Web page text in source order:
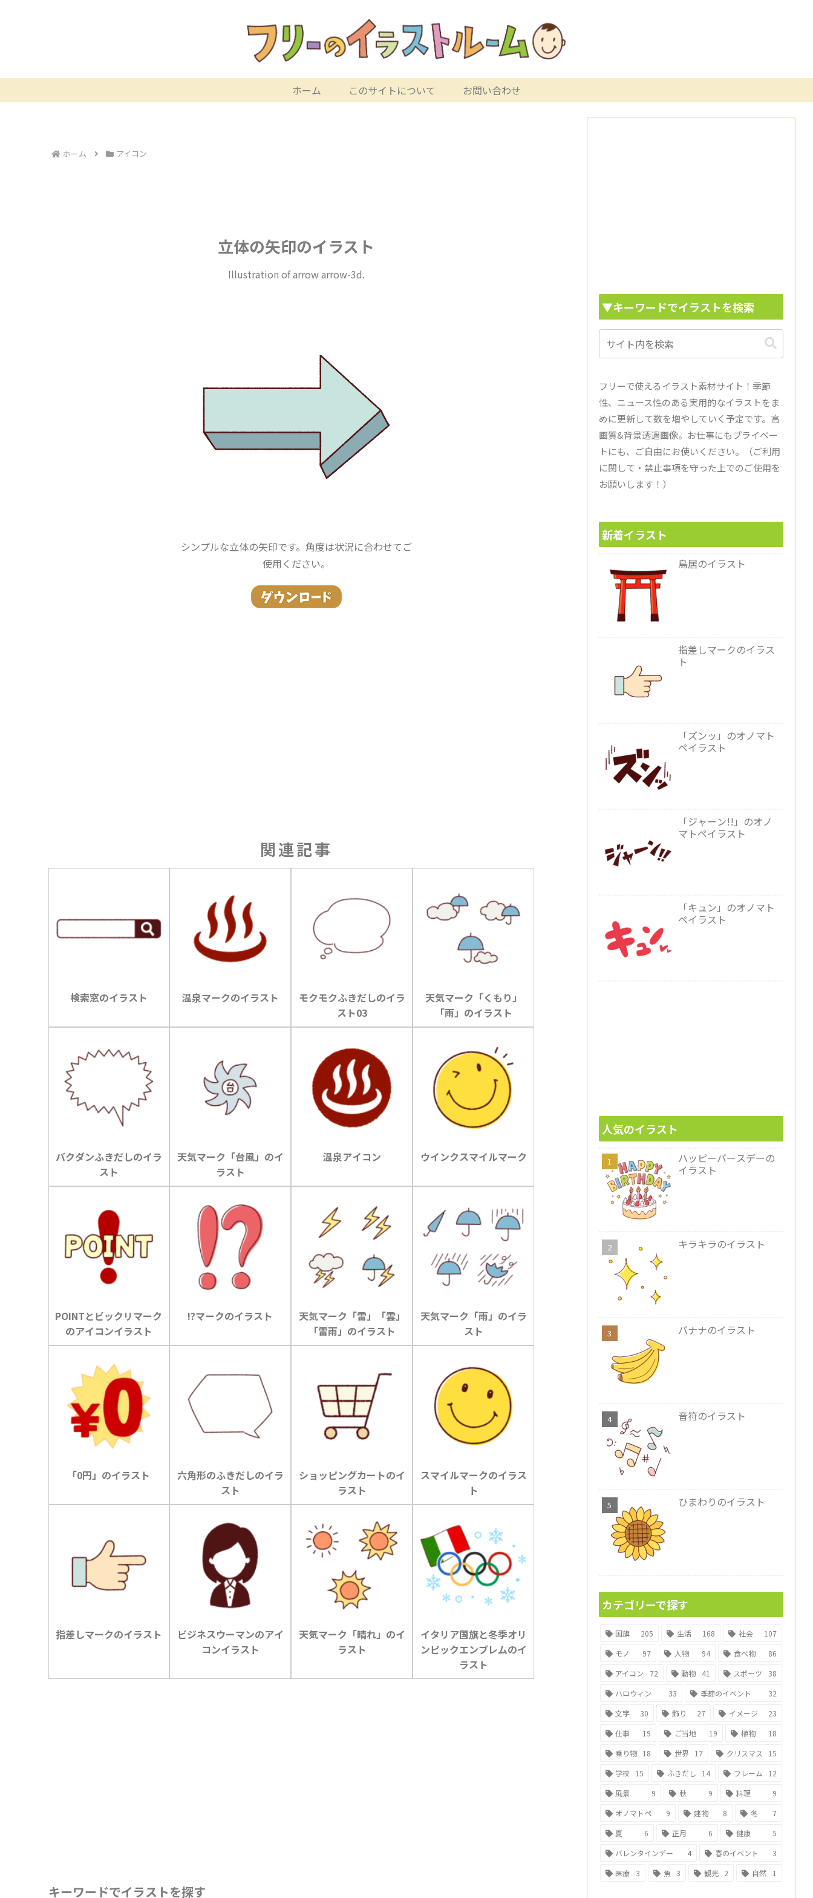
ホーム このサイトについて お問い合わせ
ホーム アイコン
立体の矢印のイラスト
Illustration of arrow arrow-3d.
シンプルな立体の矢印です。角度は状況に合わせてご
使用ください。
関連記事
検索窓のイラスト 温泉マークのイラスト
モクモクふきだしのイラ
スト03
天気マーク「くもり」
「雨」のイラスト
バクダンふきだしのイラ
スト
天気マーク「台風」のイ
ラスト
温泉アイコン ウインクスマイルマーク
POINTとビックリマーク
のアイコンイラスト
!?マークのイラスト
天気マーク「雷」「雲」
「雷雨」のイラスト
天気マーク「雨」のイラ
スト
「0円」のイラスト
六角形のふきだしのイラ
スト
ショッピングカートのイ
ラスト
スマイルマークのイラス
ト
指差しマークのイラスト
ビジネスウーマンのアイ
コンイラスト
天気マーク「晴れ」のイ
ラスト
イタリア国旗と冬季オリ
ンピックエンブレムのイ
ラスト
キーワードでイラストを探す
▼キーワードでイラストを検索
フリーで使えるイラスト素材サイト！季節
性、ニュース性のある実用的なイラストをま
めに更新して数を増やしていく予定です。高
画質&背景透過画像。お仕事にもプライベー
トにも、ご自由にお使いください。（ご利用
に関して・禁止事項を守った上でのご使用を
お願いします！）
新着イラスト
鳥居のイラスト
指差しマークのイラス
ト
「ズンッ」のオノマト
ペイラスト
「ジャーン!!」のオノ
マトペイラスト
「キュン」のオノマト
ペイラスト
人気のイラスト
ハッピーバースデーの
イラスト
キラキラのイラスト
バナナのイラスト
音符のイラスト
ひまわりのイラスト
カテゴリーで探す
国旗 205 生活 168 社会
107
モノ
97 人物 94 食べ物
86
アイコン
72 動物 41 スポーツ
38
ハロウィン
33 季節のイベント
32
文字
30 飾り 27 イメージ
23
仕事
19 ご当地 19 植物
18
乗り物 18 世界 17 クリスマス
15
学校
15 ふきだし 14 フレーム
12
風景
9 秋 9 料理
9
オノマトペ
9 建物 8 冬
7
夏
6 正月 6 健康
5
バレンタインデー
4 春のイベント
3
医療
3 魚 3 観光 2 自然 1